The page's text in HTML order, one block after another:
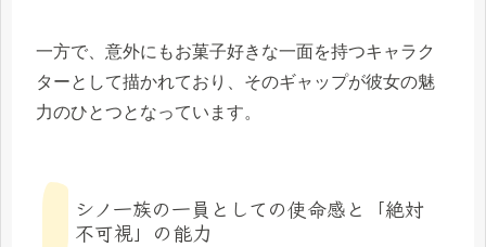
一方で、意外にもお菓子好きな一面を持つキャラク
ターとして描かれており、そのギャップが彼女の魅
力のひとつとなっています。
シノ一族の一員としての使命感と「絶対
不可視」の能力